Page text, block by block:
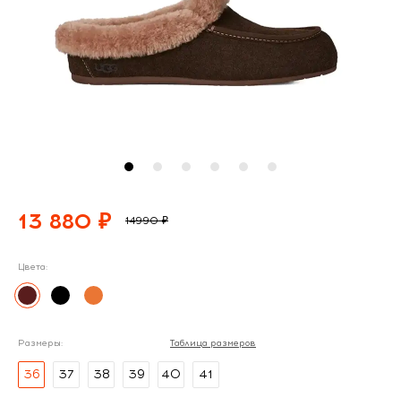
13 880 ₽ 14990 ₽
Цвета:
Размеры: Таблица размеров
36 37 38 39 40 41